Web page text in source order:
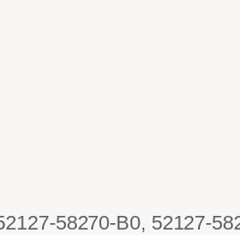
58270-B0, 52127-